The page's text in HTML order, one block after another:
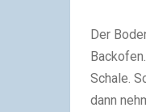
Der
Schale.
dann